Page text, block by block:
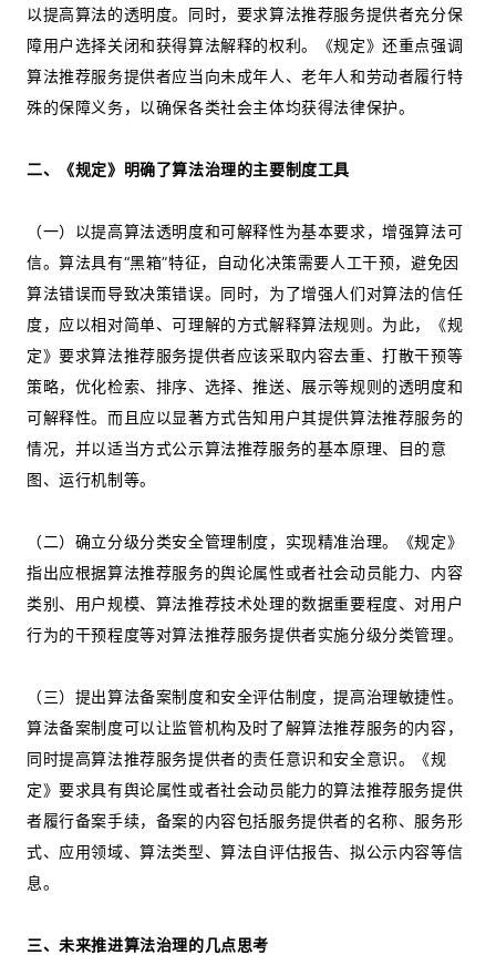
以提高算法的透明度。同时，要求算法推荐服务提供者充分保
障用户选择关闭和获得算法解释的权利。《规定》还重点强调
算法推荐服务提供者应当向未成年人、老年人和劳动者履行特
殊的保障义务，以确保各类社会主体均获得法律保护。
二、《规定》明确了算法治理的主要制度工具
（一）以提高算法透明度和可解释性为基本要求，增强算法可
信。算法具有“黑箱”特征，自动化决策需要人工干预，避免因
算法错误而导致决策错误。同时，为了增强人们对算法的信任
度，应以相对简单、可理解的方式解释算法规则。为此，《规
定》要求算法推荐服务提供者应该采取内容去重、打散干预等
策略，优化检索、排序、选择、推送、展示等规则的透明度和
可解释性。而且应以显著方式告知用户其提供算法推荐服务的
情况，并以适当方式公示算法推荐服务的基本原理、目的意
图、运行机制等。
（二）确立分级分类安全管理制度，实现精准治理。《规定》
指出应根据算法推荐服务的舆论属性或者社会动员能力、内容
类别、用户规模、算法推荐技术处理的数据重要程度、对用户
行为的干预程度等对算法推荐服务提供者实施分级分类管理。
（三）提出算法备案制度和安全评估制度，提高治理敏捷性。
算法备案制度可以让监管机构及时了解算法推荐服务的内容，
同时提高算法推荐服务提供者的责任意识和安全意识。《规
定》要求具有舆论属性或者社会动员能力的算法推荐服务提供
者履行备案手续，备案的内容包括服务提供者的名称、服务形
式、应用领域、算法类型、算法自评估报告、拟公示内容等信
息。
三、未来推进算法治理的几点思考